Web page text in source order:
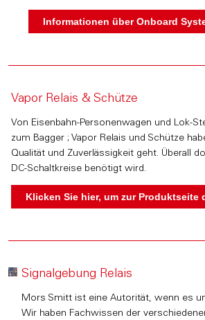
Vapor Relais & Schütze
Von Eisenbahn-Personenwagen und Lok-
zum Bagger ; Vapor Relais und Schütze
Qualität und Zuverlässigkeit geht. Überall
DC-Schaltkreise benötigt wird.
Signalgebung Relais
Mors Smitt ist eine Autorität, wenn es
Wir haben Fachwissen der